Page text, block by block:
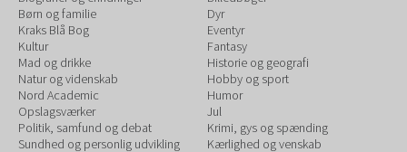
Børn og familie
Kraks Blå Bog
Kultur
Mad og drikke
Natur og videnskab
Nord Academic
Opslagsværker
Politik, samfund og debat
Sundhed og personlig udvikling
Dyr
Eventyr
Fantasy
Historie og geografi
Hobby og sport
Humor
Jul
Krimi, gys og spænding
Kærlighed og venskab